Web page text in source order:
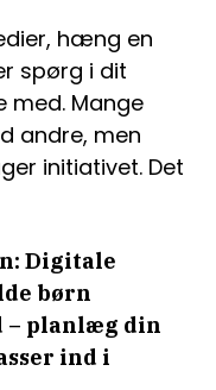
hæng en
spørg i dit
Mange
andre, men
initiativet. Det
Digitale
børn
– planlæg din
ind i